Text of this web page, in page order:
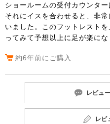
ショールームの受付カウンタ
それにイスを合わせると、非
いました。このフットレスト
ってみて予想以上に足が楽にな
約6年前にご購入
レビュ
レビ